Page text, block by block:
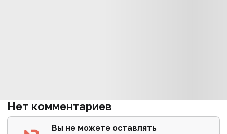
Нет комментариев
Вы не можете оставлять